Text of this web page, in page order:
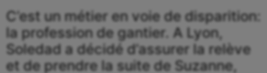
C’est un métier en voie de disparition:
la profession de gantier. A Lyon,
Soledad a décidé d’assurer la relève
et de prendre la suite de Suzanne,